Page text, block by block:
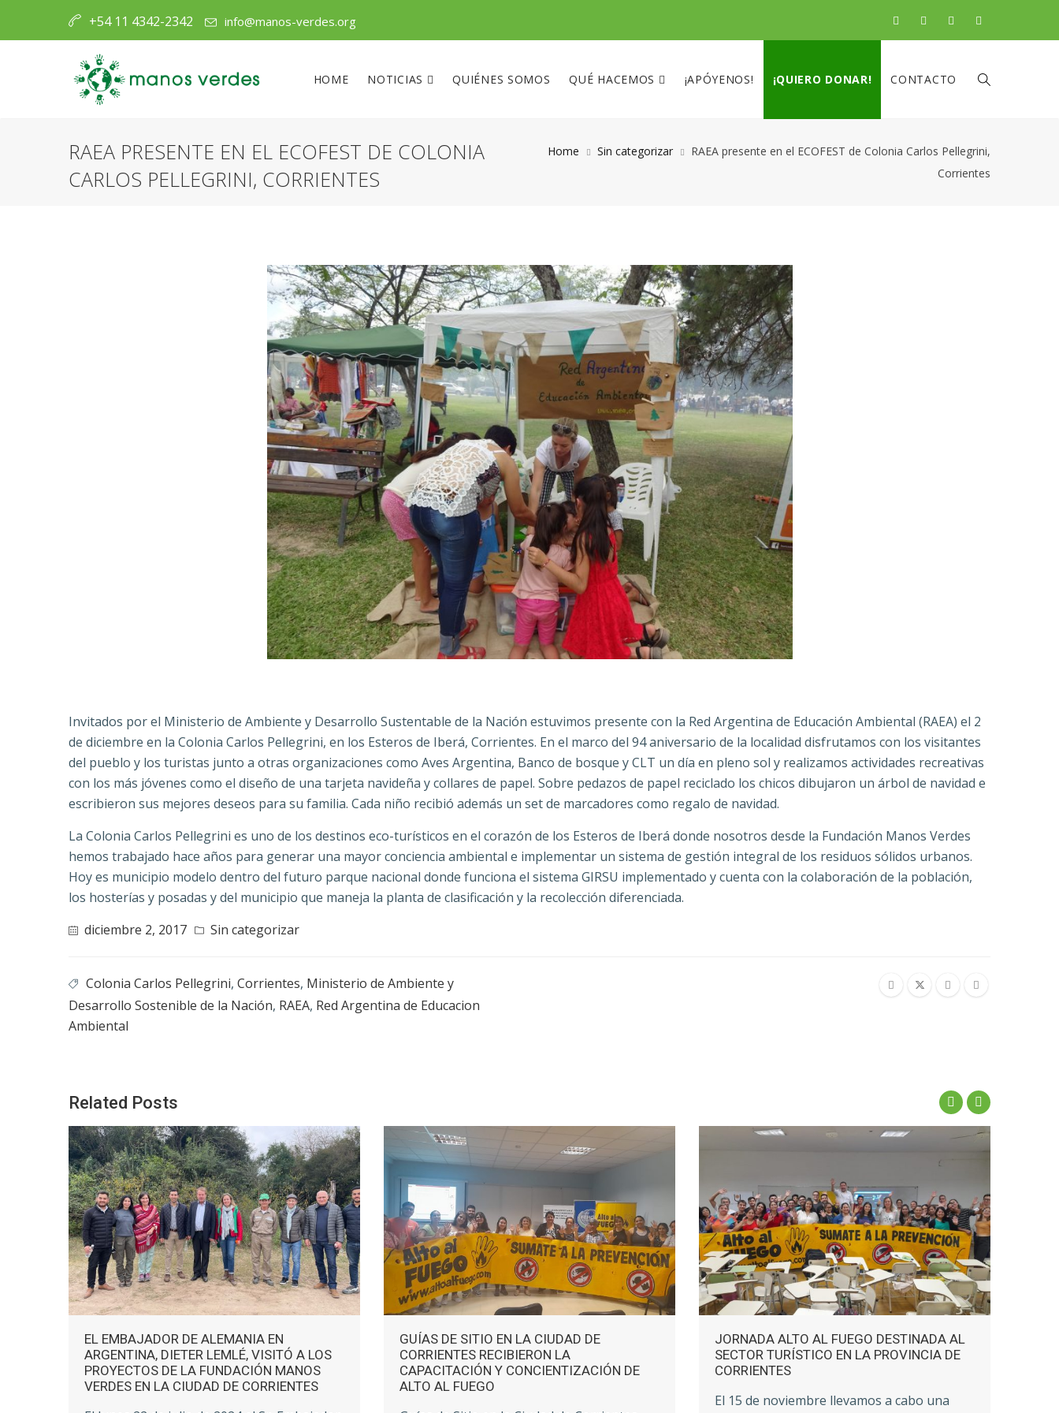
+54 11 4342-2342 info@manos-verdes.org
HOME NOTICIAS QUIÉNES SOMOS QUÉ HACEMOS ¡APÓYENOS! ¡QUIERO DONAR! CONTACTO
RAEA PRESENTE EN EL ECOFEST DE COLONIA
CARLOS PELLEGRINI, CORRIENTES
Home Sin categorizar
RAEA presente en el ECOFEST de Colonia Carlos Pellegrini,
Corrientes
Invitados por el Ministerio de Ambiente y Desarrollo Sustentable de la Nación estuvimos presente con la Red Argentina de Educación Ambiental (RAEA) el 2
de diciembre en la Colonia Carlos Pellegrini, en los Esteros de Iberá, Corrientes. En el marco del 94 aniversario de la localidad disfrutamos con los visitantes
del pueblo y los turistas junto a otras organizaciones como Aves Argentina, Banco de bosque y CLT un día en pleno sol y realizamos actividades recreativas
con los más jóvenes como el diseño de una tarjeta navideña y collares de papel. Sobre pedazos de papel reciclado los chicos dibujaron un árbol de navidad e
escribieron sus mejores deseos para su familia. Cada niño recibió además un set de marcadores como regalo de navidad.
La Colonia Carlos Pellegrini es uno de los destinos eco-turísticos en el corazón de los Esteros de Iberá donde nosotros desde la Fundación Manos Verdes
hemos trabajado hace años para generar una mayor conciencia ambiental e implementar un sistema de gestión integral de los residuos sólidos urbanos.
Hoy es municipio modelo dentro del futuro parque nacional donde funciona el sistema GIRSU implementado y cuenta con la colaboración de la población,
los hosterías y posadas y del municipio que maneja la planta de clasificación y la recolección diferenciada.
diciembre 2, 2017
Sin categorizar
Colonia Carlos Pellegrini, Corrientes, Ministerio de Ambiente y
Desarrollo Sostenible de la Nación, RAEA, Red Argentina de Educacion
Ambiental
Related Posts
EL EMBAJADOR DE ALEMANIA EN
ARGENTINA, DIETER LEMLÉ, VISITÓ A LOS
PROYECTOS DE LA FUNDACIÓN MANOS
VERDES EN LA CIUDAD DE CORRIENTES
GUÍAS DE SITIO EN LA CIUDAD DE
CORRIENTES RECIBIERON LA
CAPACITACIÓN Y CONCIENTIZACIÓN DE
ALTO AL FUEGO
JORNADA ALTO AL FUEGO DESTINADA AL
SECTOR TURÍSTICO EN LA PROVINCIA DE
CORRIENTES
El 15 de noviembre llevamos a cabo una